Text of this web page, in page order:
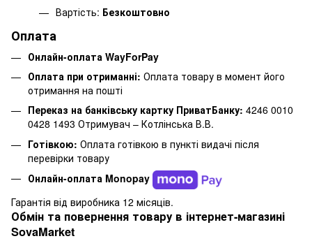
Вартість: Безкоштовно
Оплата
Онлайн-оплата WayForPay
Оплата при отриманні: Оплата товару в момент його
отримання на пошті
Переказ на банківську картку ПриватБанку: 4246 0010
0428 1493 Отримувач – Котлінська В.В.
Готівкою: Оплата готівкою в пункті видачі після
перевірки товару
Онлайн-оплата Monopay
Гарантія від виробника 12 місяців.
Обмін та повернення товару в інтернет-магазині
SovaMarket